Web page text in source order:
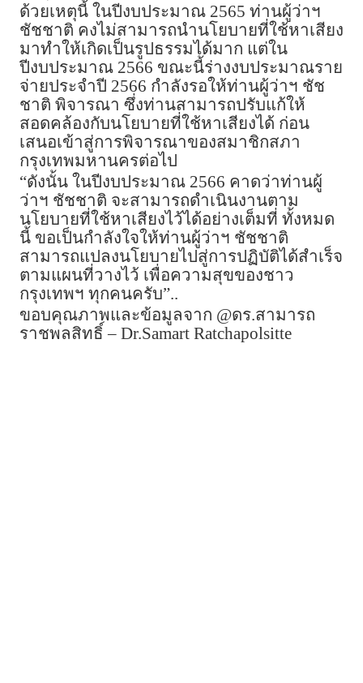
ด้วยเหตุนี้ ในปีงบประมาณ 2565 ท่านผู้ว่าฯ
ชัชชาติ คงไม่สามารถนำนโยบายที่ใช้หาเสียง
มาทำให้เกิดเป็นรูปธรรมได้มาก แต่ใน
ปีงบประมาณ 2566 ขณะนี้ร่างงบประมาณราย
จ่ายประจำปี 2566 กำลังรอให้ท่านผู้ว่าฯ ชัช
ชาติ พิจารณา ซึ่งท่านสามารถปรับแก้ให้
สอดคล้องกับนโยบายที่ใช้หาเสียงได้ ก่อน
เสนอเข้าสู่การพิจารณาของสมาชิกสภา
กรุงเทพมหานครต่อไป
“ดังนั้น ในปีงบประมาณ 2566 คาดว่าท่านผู้
ว่าฯ ชัชชาติ จะสามารถดำเนินงานตาม
นโยบายที่ใช้หาเสียงไว้ได้อย่างเต็มที่ ทั้งหมด
นี้ ขอเป็นกำลังใจให้ท่านผู้ว่าฯ ชัชชาติ
สามารถแปลงนโยบายไปสู่การปฏิบัติได้สำเร็จ
ตามแผนที่วางไว้ เพื่อความสุขของชาว
กรุงเทพฯ ทุกคนครับ”..
ขอบคุณภาพและข้อมูลจาก @ดร.สามารถ
ราชพลสิทธิ์ – Dr.Samart Ratchapolsitte